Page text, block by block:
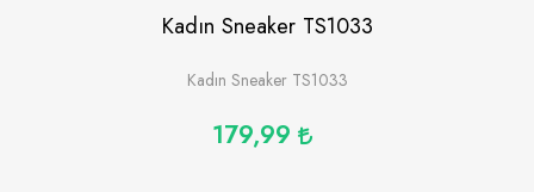
Kadın Sneaker TS1033
Kadın Sneaker TS1033
179,99